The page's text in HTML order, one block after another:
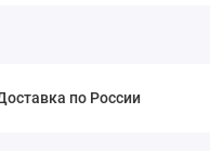
по России